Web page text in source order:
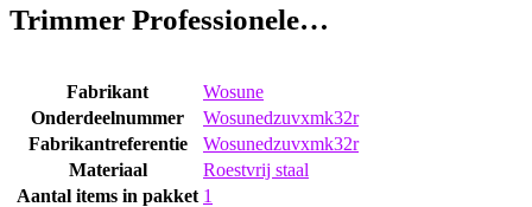
Trimmer Professionele…
Fabrikant
‎Wosune
Onderdeelnummer
‎Wosunedzuvxmk32r
Fabrikantreferentie
‎Wosunedzuvxmk32r
Materiaal
‎Roestvrij staal
Aantal items in pakket ‎1